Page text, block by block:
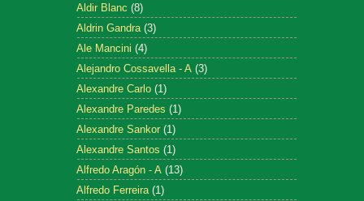
Aldir Blanc (8)
Aldrin Gandra (3)
Ale Mancini (4)
Alejandro Cossavella - A (3)
Alexandre Carlo (1)
Alexandre Paredes (1)
Alexandre Sankor (1)
Alexandre Santos (1)
Alfredo Aragón - A (13)
Alfredo Ferreira (1)